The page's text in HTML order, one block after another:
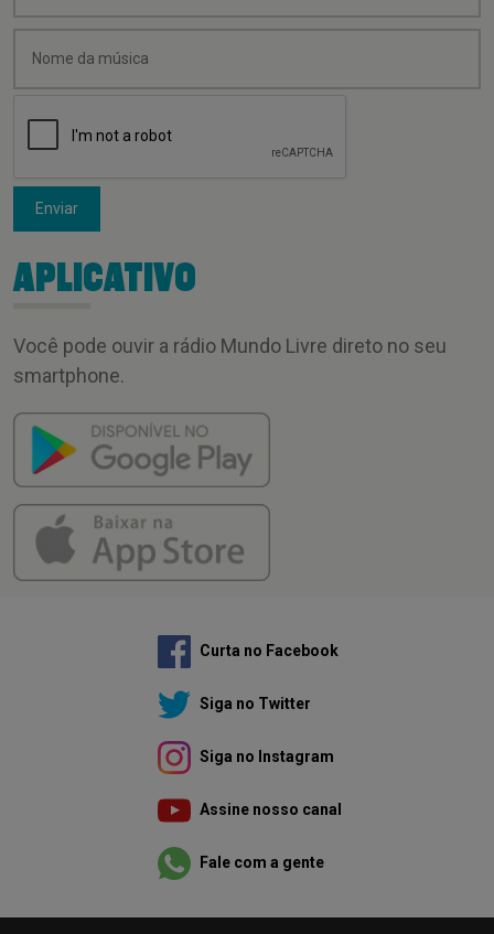
Enviar
APLICATIVO
Você pode ouvir a rádio Mundo Livre direto no seu
smartphone.
Curta no Facebook
Siga no Twitter
Siga no Instagram
Assine nosso canal
Fale com a gente